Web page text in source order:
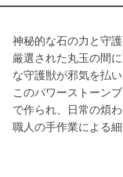
神秘的な石の力と守
厳選された丸玉の間
な守護獣が邪気を払
このパワーストーン
で作られ、日常の煩
職人の手作業による